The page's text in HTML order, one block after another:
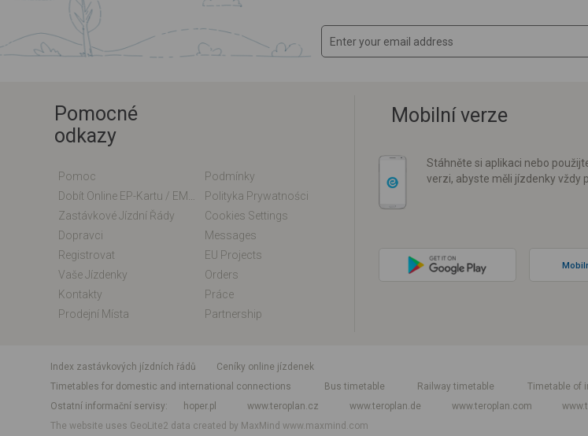
Pomocné
odkazy
Pomoc
Podmínky
Polityka Prywatności
Zastávkové Jízdní Řády
Cookies Settings
Dopravci
Messages
Registrovat
EU Projects
Vaše Jízdenky
Orders
Kontakty
Práce
Prodejní Místa
Partnership
Mobilní verze
Stáhněte si aplikaci nebo
verzi, abyste měli jízdenky vždy
index zastávkových jízdních řádů Ceníky online jízdenek
Timetables for domestic and international connections
Bus timetable Railway timetable Timetable of
Ostatní informační servisy
hoper.pl www.teroplan.cz www.teroplan.de www.teroplan.com
The website uses GeoLite2 data created by MaxMindwww.maxmind.com